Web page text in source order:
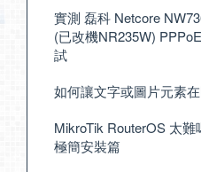
實測 磊科 Netcore
(已改機NR235W)
試
如何讓文字或圖片元素
MikroTik RouterOS 太難
極簡安裝篇